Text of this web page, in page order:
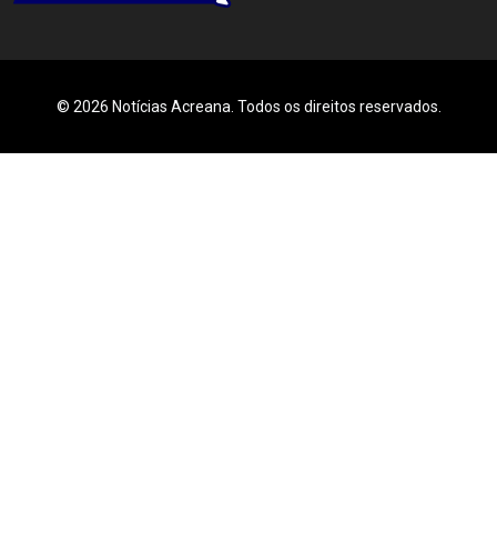
© 2026 Notícias Acreana. Todos os direitos reservados.